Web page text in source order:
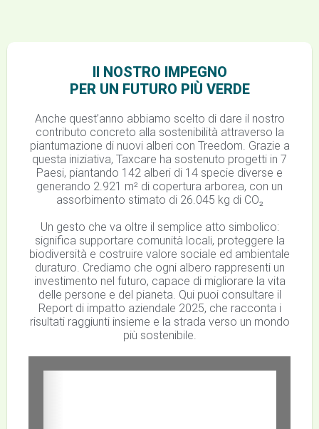
Il NOSTRO IMPEGNO
PER UN FUTURO PIÙ VERDE
Anche quest’anno abbiamo scelto di dare il nostro
contributo concreto alla sostenibilità attraverso la
piantumazione di nuovi alberi con Treedom. Grazie a
questa iniziativa, Taxcare ha sostenuto progetti in 7
Paesi, piantando 142 alberi di 14 specie diverse e
generando 2.921 m² di copertura arborea, con un
assorbimento stimato di 26.045 kg di CO₂
Un gesto che va oltre il semplice atto simbolico:
significa supportare comunità locali, proteggere la
biodiversità e costruire valore sociale ed ambientale
duraturo. Crediamo che ogni albero rappresenti un
investimento nel futuro, capace di migliorare la vita
delle persone e del pianeta. Qui puoi consultare il
Report di impatto aziendale 2025, che racconta i
risultati raggiunti insieme e la strada verso un mondo
più sostenibile.